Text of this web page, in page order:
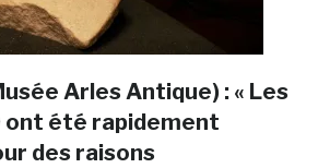
Arles Antique) : « Les
ont été rapidement
des raisons